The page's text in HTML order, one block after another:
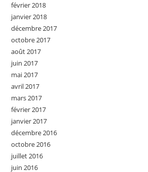
février 2018
janvier 2018
décembre 2017
octobre 2017
août 2017
juin 2017
mai 2017
avril 2017
mars 2017
février 2017
janvier 2017
décembre 2016
octobre 2016
juillet 2016
juin 2016